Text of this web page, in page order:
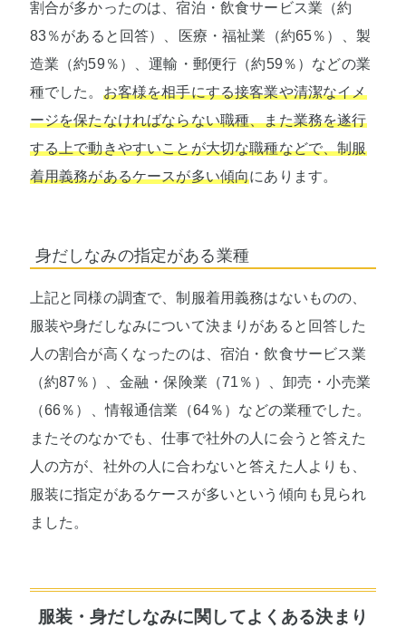
割合が多かったのは、宿泊・飲食サービス業（約
83％があると回答）、医療・福祉業（約65％）、製
造業（約59％）、運輸・郵便行（約59％）などの業
種でした。 お客様を相手にする接客業や清潔なイメ
ージを保たなければならない職種、また業務を遂行
する上で動きやすいことが大切な職種などで、制服
着用義務があるケースが多い傾向にあります。
身だしなみの指定がある業種
上記と同様の調査で、制服着用義務はないものの、
服装や身だしなみについて決まりがあると回答した
人の割合が高くなったのは、宿泊・飲食サービス業
（約87％）、金融・保険業（71％）、卸売・小売業
（66％）、情報通信業（64％）などの業種でした。
またそのなかでも、仕事で社外の人に会うと答えた
人の方が、社外の人に合わないと答えた人よりも、
服装に指定があるケースが多いという傾向も見られ
ました。
服装・身だしなみに関してよくある決まり